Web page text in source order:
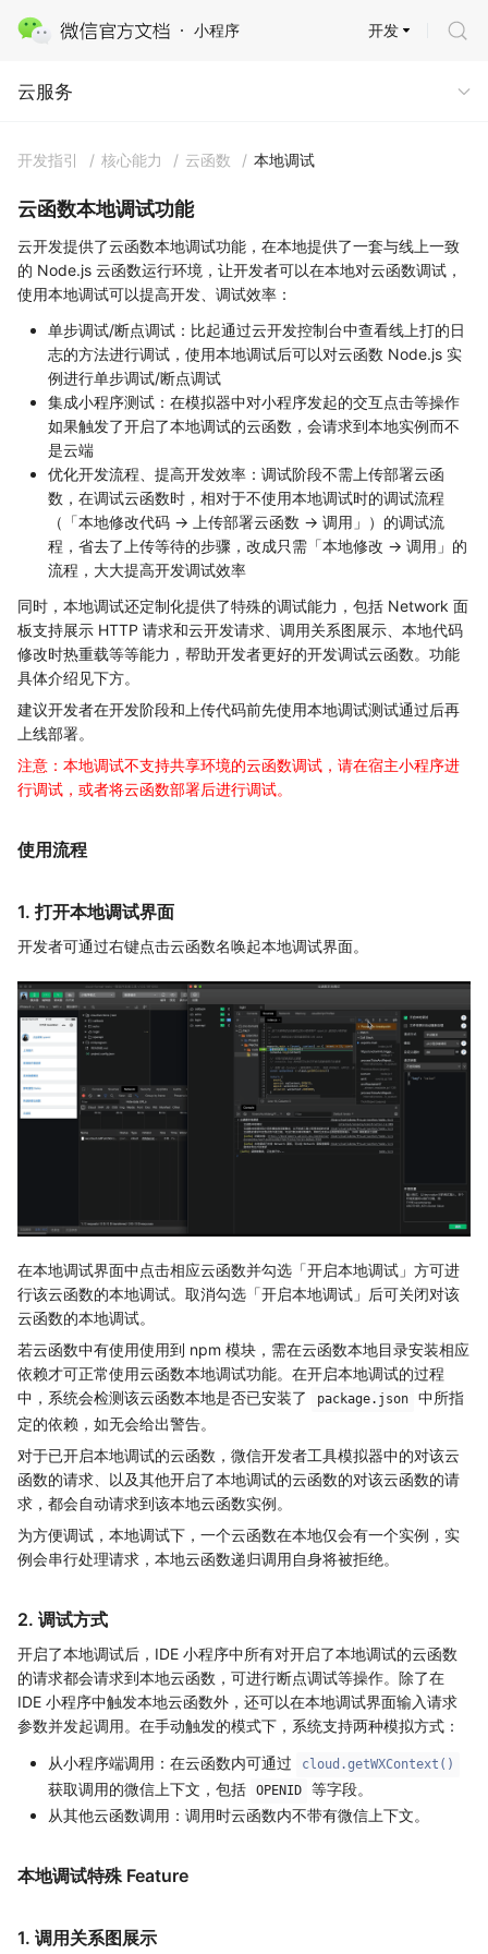
小程序
云服务
开发
云服务
开发指引 / 核心能力 / 云函数 / 本地调试
云函数本地调试功能
云开发提供了云函数本地调试功能，在本地提供了一套与线上一致
的 Node.js 云函数运行环境，让开发者可以在本地对云函数调试，
使用本地调试可以提高开发、调试效率：
单步调试/断点调试：比起通过云开发控制台中查看线上打的日
志的方法进行调试，使用本地调试后可以对云函数 Node.js 实
例进行单步调试/断点调试
集成小程序测试：在模拟器中对小程序发起的交互点击等操作
如果触发了开启了本地调试的云函数，会请求到本地实例而不
是云端
优化开发流程、提高开发效率：调试阶段不需上传部署云函
数，在调试云函数时，相对于不使用本地调试时的调试流程
（「本地修改代码 -> 上传部署云函数 -> 调用」）的调试流
程，省去了上传等待的步骤，改成只需「本地修改 -> 调用」的
流程，大大提高开发调试效率
同时，本地调试还定制化提供了特殊的调试能力，包括 Network 面
板支持展示 HTTP 请求和云开发请求、调用关系图展示、本地代码
修改时热重载等等能力，帮助开发者更好的开发调试云函数。功能
具体介绍见下方。
建议开发者在开发阶段和上传代码前先使用本地调试测试通过后再
上线部署。
注意：本地调试不支持共享环境的云函数调试，请在宿主小程序进
行调试，或者将云函数部署后进行调试。
使用流程
1. 打开本地调试界面
开发者可通过右键点击云函数名唤起本地调试界面。
在本地调试界面中点击相应云函数并勾选「开启本地调试」方可进
行该云函数的本地调试。取消勾选「开启本地调试」后可关闭对该
云函数的本地调试。
若云函数中有使用使用到 npm 模块，需在云函数本地目录安装相应
依赖才可正常使用云函数本地调试功能。在开启本地调试的过程
中，系统会检测该云函数本地是否已安装了
package.json
中所指
定的依赖，如无会给出警告。
对于已开启本地调试的云函数，微信开发者工具模拟器中的对该云
函数的请求、以及其他开启了本地调试的云函数的对该云函数的请
求，都会自动请求到该本地云函数实例。
为方便调试，本地调试下，一个云函数在本地仅会有一个实例，实
例会串行处理请求，本地云函数递归调用自身将被拒绝。
2. 调试方式
开启了本地调试后，IDE 小程序中所有对开启了本地调试的云函数
的请求都会请求到本地云函数，可进行断点调试等操作。除了在
IDE 小程序中触发本地云函数外，还可以在本地调试界面输入请求
参数并发起调用。在手动触发的模式下，系统支持两种模拟方式：
从小程序端调用：在云函数内可通过
cloud.getWXContext()
获取调用的微信上下文，包括 OPENID
等字段。
从其他云函数调用：调用时云函数内不带有微信上下文。
本地调试特殊 Feature
1. 调用关系图展示